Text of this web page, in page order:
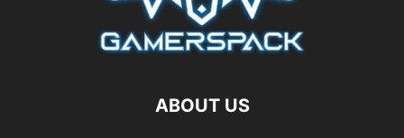
ABOUT US